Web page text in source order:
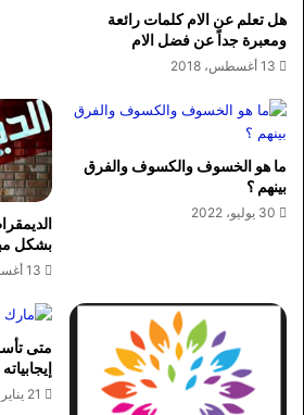
هل تعلم عن الام كلمات رائعة
ومعبرة جداً عن فضل الام
13 أغسطس، 2018
ما هو الخسوف والكسوف والفرق
بينهم ؟
30 يوليو، 2022
بشكل
13 أغسطس، 2025
متى
21 يناير، 2021